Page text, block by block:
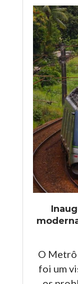
O
foi um